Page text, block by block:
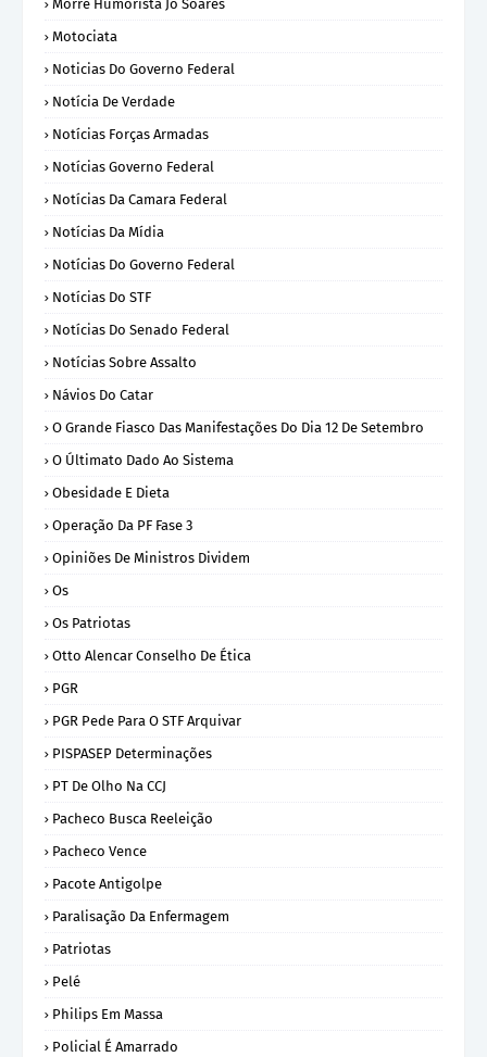
Morre Humorista Jô Soares
Motociata
Noticias Do Governo Federal
Notícia De Verdade
Notícias Forças Armadas
Notícias Governo Federal
Notícias Da Camara Federal
Notícias Da Mídia
Notícias Do Governo Federal
Notícias Do STF
Notícias Do Senado Federal
Notícias Sobre Assalto
Návios Do Catar
O Grande Fiasco Das Manifestações Do Dia 12 De Setembro
O Últimato Dado Ao Sistema
Obesidade E Dieta
Operação Da PF Fase 3
Opiniões De Ministros Dividem
Os
Os Patriotas
Otto Alencar Conselho De Ética
PGR
PGR Pede Para O STF Arquivar
PISPASEP Determinações
PT De Olho Na CCJ
Pacheco Busca Reeleição
Pacheco Vence
Pacote Antigolpe
Paralisação Da Enfermagem
Patriotas
Pelé
Philips Em Massa
Policial É Amarrado